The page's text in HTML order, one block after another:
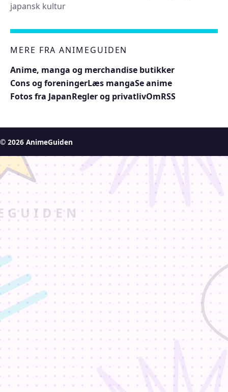
japansk kultur
MERE FRA ANIMEGUIDEN
Anime, manga og merchandise butikker
Cons og foreningerLæs mangaSe anime
Fotos fra JapanRegler og privatlivOmRSS
© 2026 AnimeGuiden